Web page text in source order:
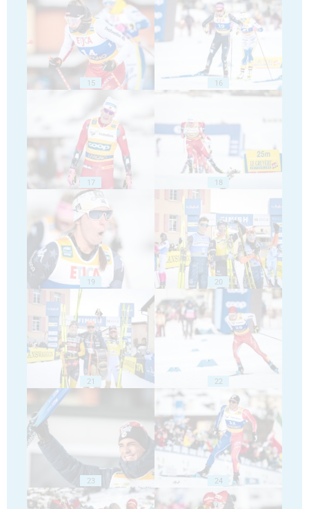
15 16
17 18
19 20
21 22
23 24